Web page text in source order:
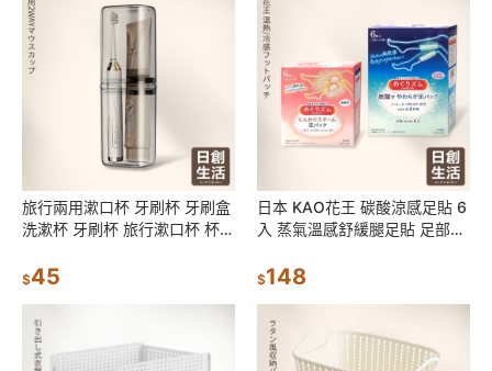
旅行兩用漱口杯 牙刷杯 牙刷盒
洗漱杯 牙刷杯 旅行漱口杯 杯子
$45
日本 KAO花王 碳酸涼感足貼 6
入 蒸氣溫感舒緩腿足貼 足部保
$148